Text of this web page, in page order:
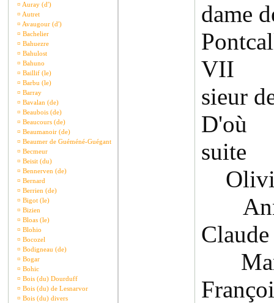
¤ Auray (d')
¤ Autret
¤ Avaugour (d')
¤ Bachelier
¤ Bahuezre
¤ Bahulost
¤ Bahuno
¤ Baillif (le)
¤ Barbu (le)
¤ Barray
¤ Bavalan (de)
¤ Beaubois (de)
¤ Beaucours (de)
¤ Beaumanoir (de)
¤ Beaumer de Guéméné-Guégant
¤ Becmeur
¤ Beisit (du)
¤ Bennerven (de)
¤ Bernard
¤ Berrien (de)
¤ Bigot (le)
¤ Bizien
¤ Bloas (le)
¤ Blohio
¤ Bocozel
¤ Bodigneau (de)
¤ Bogar
¤ Bohic
¤ Bois (du) Dourduff
¤ Bois (du) de Lesnarvor
¤ Bois (du) divers
dame
VII
sieur
D'où
suite